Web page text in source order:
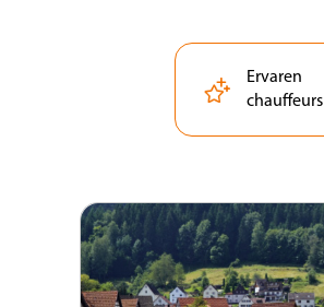
Ervaren
chauffeurs